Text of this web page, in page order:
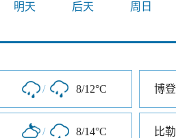
明天 后天 周日
/ 8/12°C 博登
/ 8/14°C 比